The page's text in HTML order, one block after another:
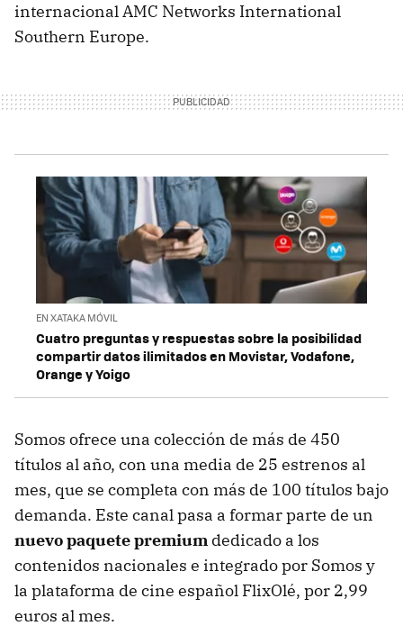
internacional AMC Networks International
Southern Europe.
EN XATAKA MÓVIL
Cuatro preguntas y respuestas sobre la posibilidad
compartir datos ilimitados en Movistar, Vodafone,
Orange y Yoigo
Somos ofrece una colección de más de 450
títulos al año, con una media de 25 estrenos al
mes, que se completa con más de 100 títulos bajo
demanda. Este canal pasa a formar parte de un
nuevo paquete premium dedicado a los
contenidos nacionales e integrado por Somos y
la plataforma de cine español FlixOlé, por 2,99
euros al mes.